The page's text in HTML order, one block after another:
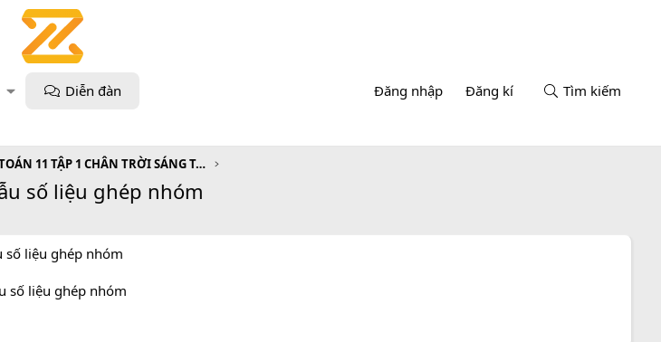
Diễn đàn Đăng nhập Đăng kí Tìm kiếm
GIẢI SGK TOÁN 11 TẬP 1 CHÂN TRỜI SÁNG TẠO
số liệu ghép nhóm
số liệu ghép nhóm
số liệu ghép nhóm